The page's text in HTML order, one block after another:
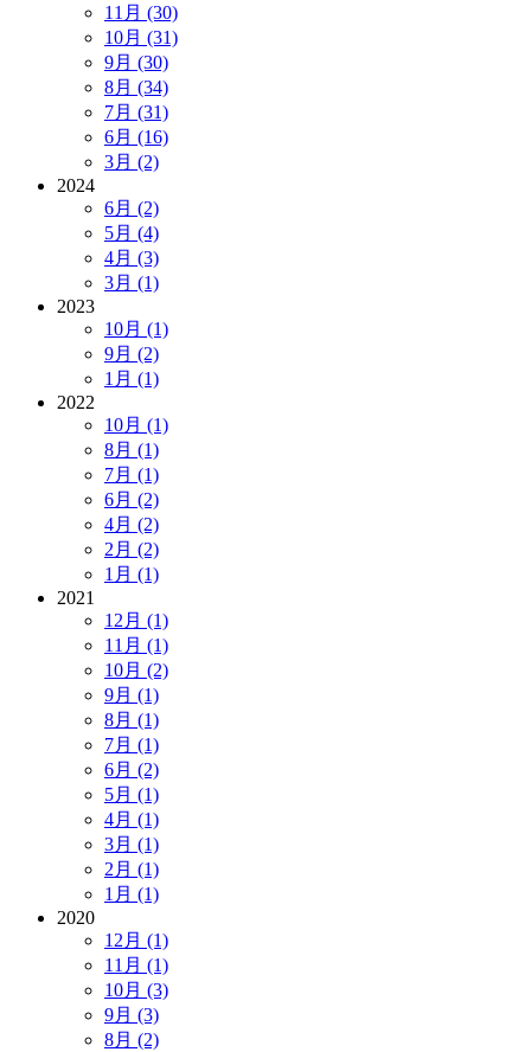
11月 (30)
10月 (31)
9月 (30)
8月 (34)
7月 (31)
6月 (16)
3月 (2)
2024
6月 (2)
5月 (4)
4月 (3)
3月 (1)
2023
10月 (1)
9月 (2)
1月 (1)
2022
10月 (1)
8月 (1)
7月 (1)
6月 (2)
4月 (2)
2月 (2)
1月 (1)
2021
12月 (1)
11月 (1)
10月 (2)
9月 (1)
8月 (1)
7月 (1)
6月 (2)
5月 (1)
4月 (1)
3月 (1)
2月 (1)
1月 (1)
2020
12月 (1)
11月 (1)
10月 (3)
9月 (3)
8月 (2)